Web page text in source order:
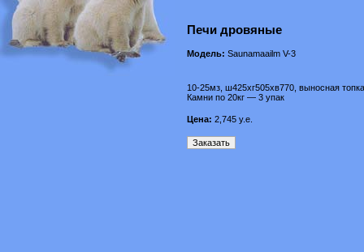
Печи дровяные
Модель: Saunamaailm V-3
10-25мз, ш425хг505хв770, выносная топка
Камни по 20кг — 3 упак
Цена: 2,745 у.е.